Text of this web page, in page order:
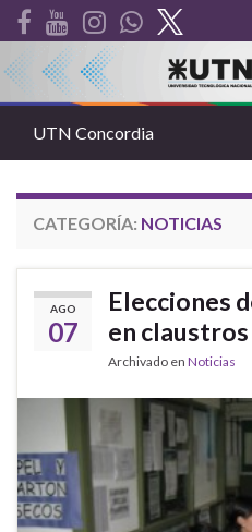
UTN Concordia
CATEGORÍA: NOTICIAS
AGO
07
Elecciones
en
Archivado en Noticias